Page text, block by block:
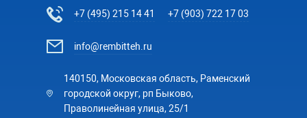
+7 (495) 215 14 41 +7 (903) 722 17 03
info@rembitteh.ru
140150, Московская область, Раменский
городской округ, рп Быково,
Праволинейная улица, 25/1